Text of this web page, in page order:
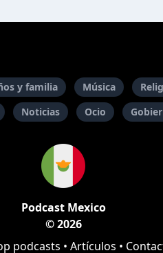
y familia Música
Noticias Ocio
Podcast Mexico
© 2026
podcasts • Artículos •